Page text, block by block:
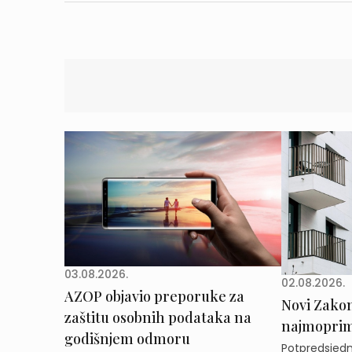
03.08.2026.
AZOP objavio preporuke za
zaštitu osobnih podataka na
godišnjem odmoru
02.08.2026.
Novi